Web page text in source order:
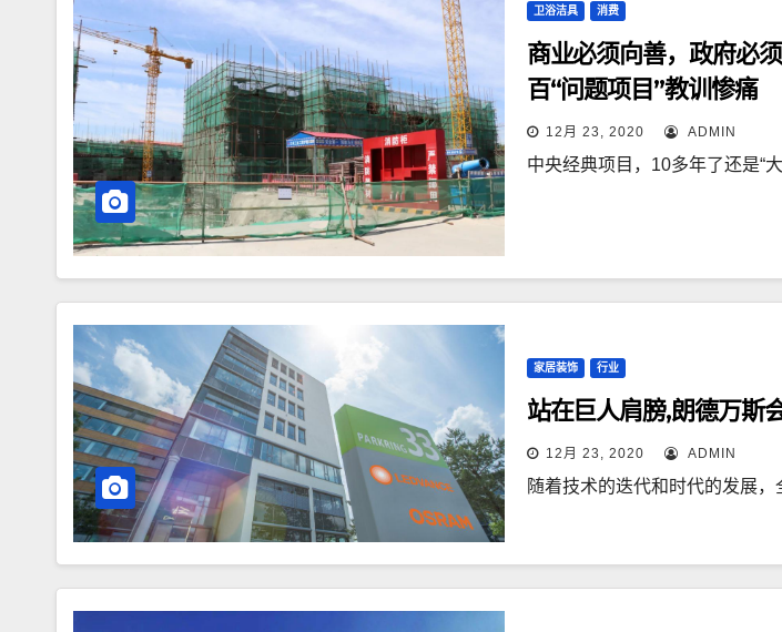
卫浴洁具 消费
商业必须向善，政府必
百“问题项目”教训惨痛
12月 23, 2020 ADMIN
中央经典项目，10多年了还是“
家居装饰 行业
站在巨人肩膀,朗德万斯
12月 23, 2020 ADMIN
随着技术的迭代和时代的发展